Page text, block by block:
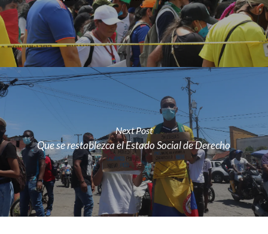
Next Post
Que se restablezca el Estado Social de Derecho